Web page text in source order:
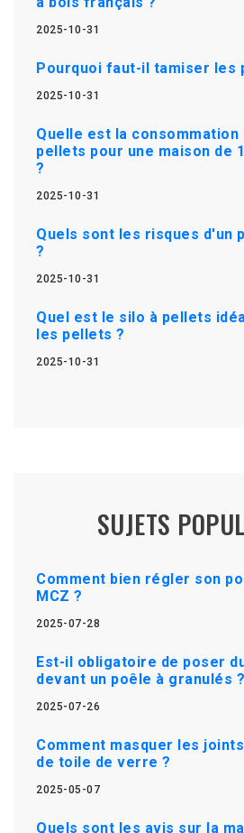
2025-10-31
Pourquoi faut-il tamiser les
2025-10-31
Quelle est la consommation
pellets pour une maison de
?
2025-10-31
Quels sont les risques d'un
?
2025-10-31
Quel est le silo à pellets
les pellets ?
2025-10-31
SUJETS
Comment bien régler son
MCZ ?
2025-07-28
Est-il obligatoire de poser
devant un poêle à granulés ?
2025-07-26
Comment masquer les
de toile de verre ?
2025-05-07
Quels sont les avis sur la